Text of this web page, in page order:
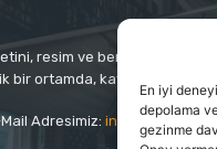
En iyi
depolama
gezinme
resim ve benzeri içeriğin
bir ortamda, kaynak
Adresimiz: